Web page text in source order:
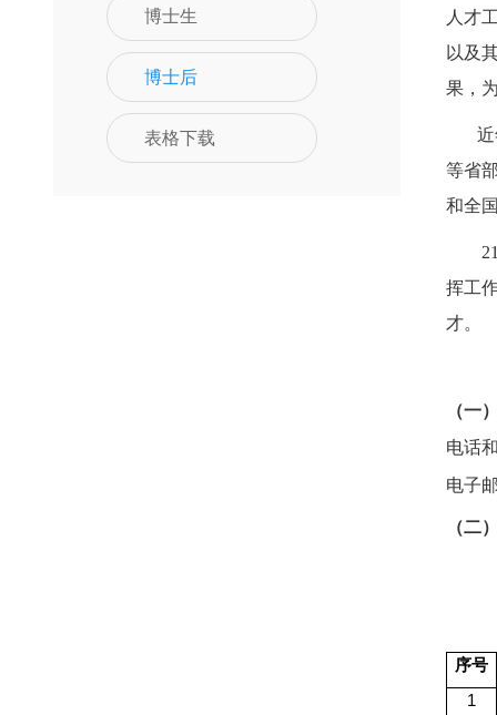
博士生
博士后
表格下载
人才
以及
果，
等省
和全
挥工
才。
（一
电话
电子
（二
序号
1